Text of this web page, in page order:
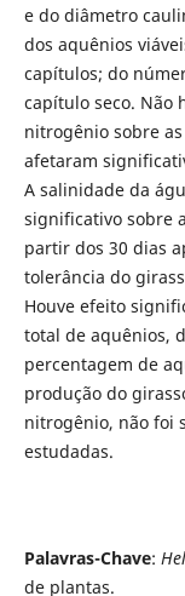
e do diâmetro
dos aquênios
capítulos; do
capítulo seco. Não
nitrogênio sobre
afetaram
A salinidade da
significativo sobre
partir dos 30 dias
tolerância do
Houve efeito
total de aquênios,
percentagem de
produção do
nitrogênio, não foi
estudadas.
Palavras-Chave:
de plantas.